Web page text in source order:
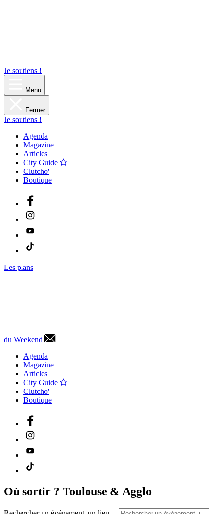
Je soutiens !
Menu
Fermer
Je soutiens !
Agenda
Magazine
Articles
City Guide
Clutcho'
Boutique
Les plans
du Weekend
Agenda
Magazine
Articles
City Guide
Clutcho'
Boutique
Où sortir ? Toulouse & Agglo